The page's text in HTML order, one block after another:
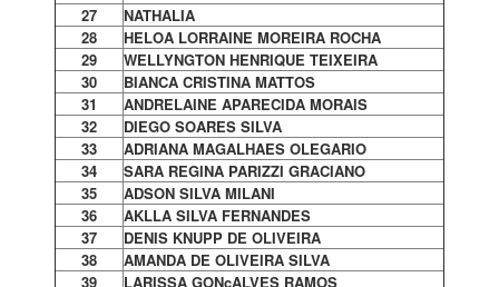
27
NATHALIA
28
HELOA LORRAINE MOREIRA ROCHA
29
WELLYNGTON HENRIQUE TEIXEIRA
30
BIANCA CRISTINA MATTOS
31
ANDRELAINE APARECIDA MORAIS
32
DIEGO SOARES SILVA
33
ADRIANA MAGALHAES OLEGARIO
34
SARA REGINA PARIZZI GRACIANO
35
ADSON SILVA MILANI
36
AKLLA SILVA FERNANDES
37
DENIS KNUPP DE OLIVEIRA
38
AMANDA DE OLIVEIRA SILVA
39
LARISSA GONçALVES RAMOS